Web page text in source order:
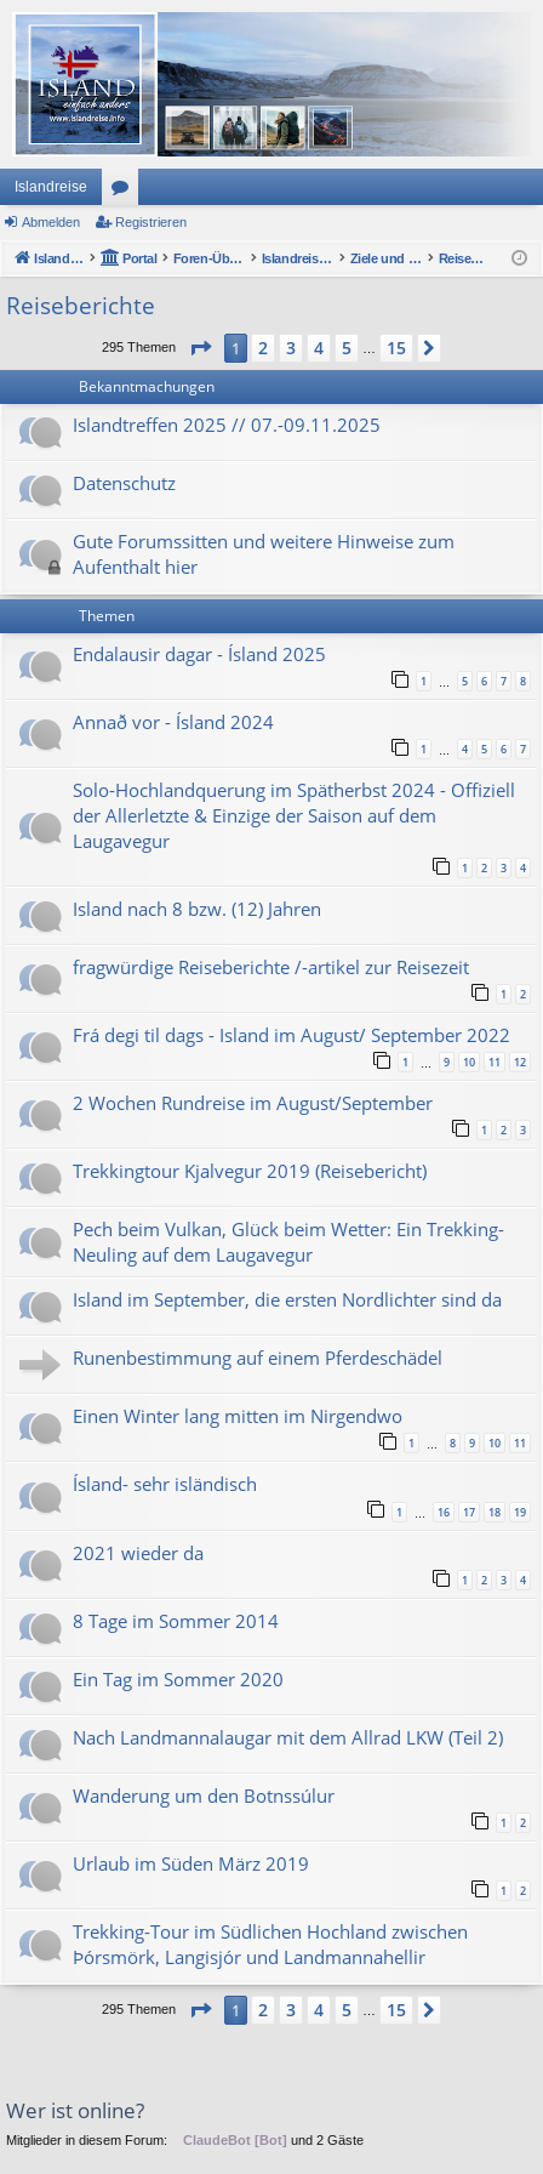
Islandreise
or
en
Abmelden Registrieren
Islandreise Portal Foren-Übersicht Islandreise Forum Ziele und Sehenswertes - im Großen und Kleinen Reiseberichte
Reiseberichte
295 Themen Seite 1 von 15
1 2 3 4 5 15
Bekanntmachungen
Islandtreffen 2025 // 07.-09.11.2025
Datenschutz
Gute Forumssitten und weitere Hinweise zum
Aufenthalt hier
Themen
Endalausir dagar - Ísland 2025
1 5 6 7 8
Annað vor - Ísland 2024
1 4 5 6 7
Solo-Hochlandquerung im Spätherbst 2024 - Offiziell
der Allerletzte & Einzige der Saison auf dem
Laugavegur
1 2 3 4
Island nach 8 bzw. (12) Jahren
fragwürdige Reiseberichte /-artikel zur Reisezeit
1 2
Frá degi til dags - Island im August/ September 2022
1 … 9 10 11 12
2 Wochen Rundreise im August/September
1 2 3
Trekkingtour Kjalvegur 2019 (Reisebericht)
Pech beim Vulkan, Glück beim Wetter: Ein Trekking-
Neuling auf dem Laugavegur
Island im September, die ersten Nordlichter sind da
Runenbestimmung auf einem Pferdeschädel
Einen Winter lang mitten im Nirgendwo
1 … 8 9 10 11
Ísland- sehr isländisch
1 16 17 18 19
2021 wieder da
1 2 3 4
8 Tage im Sommer 2014
Ein Tag im Sommer 2020
Nach Landmannalaugar mit dem Allrad LKW (Teil 2)
Wanderung um den Botnssúlur
1 2
Urlaub im Süden März 2019
1 2
Trekking-Tour im Südlichen Hochland zwischen
Þórsmörk, Langisjór und Landmannahellir
295 Themen Seite 1 von 15
1 2 3 4 5 15
Wer ist online?
Mitglieder in diesem Forum: ClaudeBot [Bot] und 2 Gäste